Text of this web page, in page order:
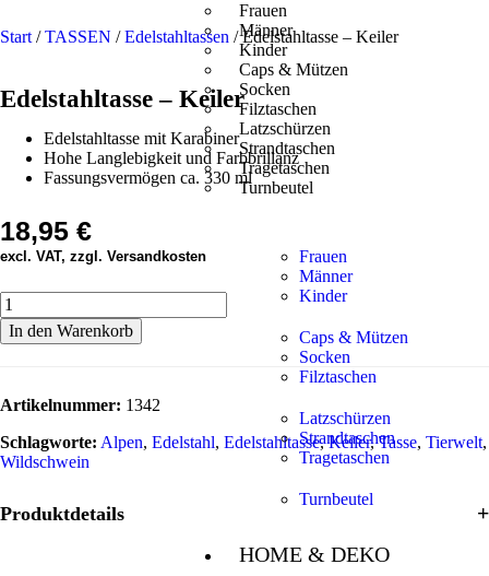
Frauen
Männer
Kinder
Caps & Mützen
Socken
Filztaschen
Latzschürzen
Strandtaschen
Tragetaschen
Turnbeutel
Frauen
Männer
Kinder
Caps & Mützen
Socken
Filztaschen
Latzschürzen
Strandtaschen
Tragetaschen
Turnbeutel
HOME & DEKO
Start /TASSEN /Edelstahltassen / Edelstahltasse – Keiler
Edelstahltasse – Keiler
Edelstahltasse mit Karabiner
Hohe Langlebigkeit und Farbbrillanz
Fassungsvermögen ca. 330 ml
18,95 €
excl. VAT, zzgl. Versandkosten
In den Warenkorb
Artikelnummer: 1342
Schlagworte: Alpen, Edelstahl, Edelstahltasse,Keiler,Tasse, Tierwelt,
Wildschwein
Produktdetails